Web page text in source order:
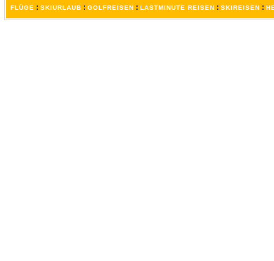
FLÜGE : SKIURLAUB : GOLFREISEN : LASTMINUTE REISEN : SKIREISEN :